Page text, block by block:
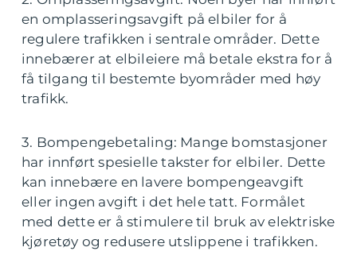
en omplasseringsavgift på elbiler for å
regulere trafikken i sentrale områder. Dette
innebærer at elbileiere må betale ekstra for å
få tilgang til bestemte byområder med høy
trafikk.
3. Bompengebetaling: Mange bomstasjoner
har innført spesielle takster for elbiler. Dette
kan innebære en lavere bompengeavgift
eller ingen avgift i det hele tatt. Formålet
med dette er å stimulere til bruk av elektriske
kjøretøy og redusere utslippene i trafikken.